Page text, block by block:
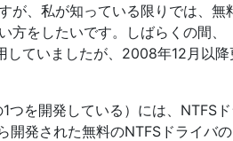
が、私が知っている限りでは、無
をしたいです。しばらくの間、
していましたが、2008年12月以
を開発している）には、NTFS
発された無料のNTFSドライバの